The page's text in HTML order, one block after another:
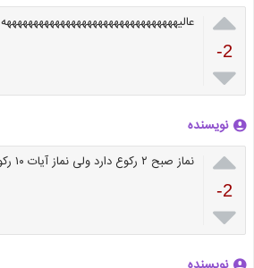

-2

عالیههههههههههههههههههههههههههههههههه
نویسنده

-2

نماز صبح ۲ رکوع دارد ولی نماز آیات ۱۰ رکوع دارد